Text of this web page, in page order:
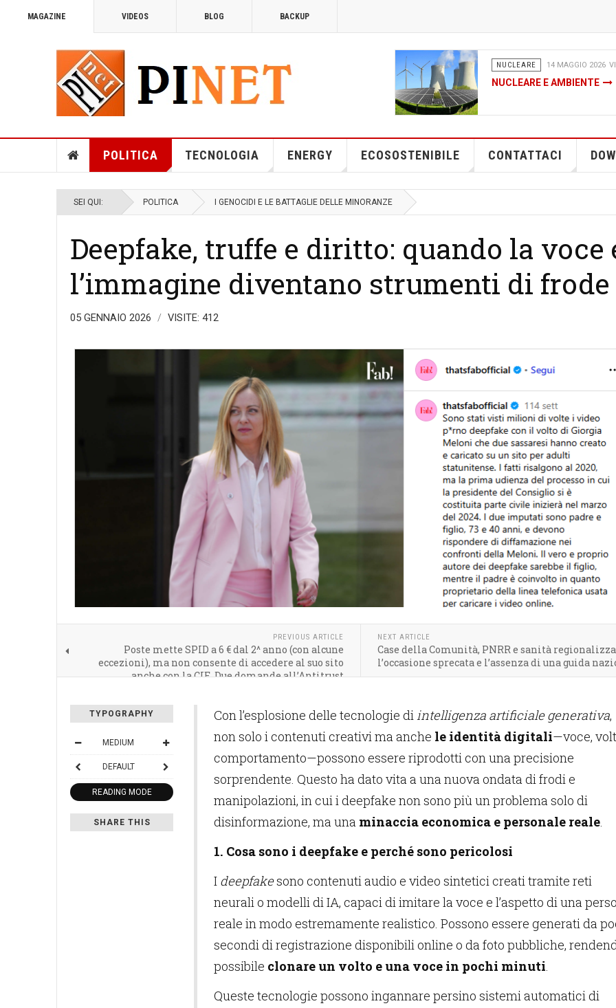
MAGAZINE VIDEOS BLOG BACKUP
NUCLEARE 14 MAGGIO 2026 VISITE: 370
NUCLEARE E AMBIENTE
DA FONTI RINNOVABILI 04
CHE COS’È DAVVERO IL
POLITICA TECNOLOGIA ENERGY ECOSOSTENIBILE CONTATTACI
SEI QUI: POLITICA I GENOCIDI E LE BATTAGLIE DELLE MINORANZE
Deepfake, truffe e diritto: quando la voce
l’immagine diventano strumenti di frode
05 GENNAIO 2026 VISITE: 412
PREVIOUS ARTICLE
Poste mette SPID a 6 € dal 2^ anno (con alcune
eccezioni), ma non consente di accedere al suo sito
anche con la CIE. Due domande all’Antitrust
NEXT ARTICLE
Case della Comunità, PNRR e sanità
l’occasione sprecata e l’assenza di una guida
TYPOGRAPHY
MEDIUM
DEFAULT
READING MODE
SHARE THIS
Con l’esplosione delle tecnologie diintelligenza artificiale generativa,
non solo i contenuti creativi ma anche le identità digitali—voce,
comportamento—possono essere riprodotti con una precisione
sorprendente. Questo ha dato vita a una nuova ondata di frodi e
manipolazioni, in cui i deepfake non sono più un problema solo di
disinformazione, ma una minaccia economica e personale reale.
1. Cosa sono i deepfake e perché sono pericolosi
I deepfakesono contenuti audio e video sintetici creati tramite reti
neurali o modelli di IA, capaci di imitare la voce e l’aspetto di una
reale in modo estremamente realistico. Possono essere generati da
secondi di registrazione disponibili online o da foto pubbliche,
possibile clonare un volto e una voce in pochi minuti.
Queste tecnologie possono ingannare persino sistemi automatici di